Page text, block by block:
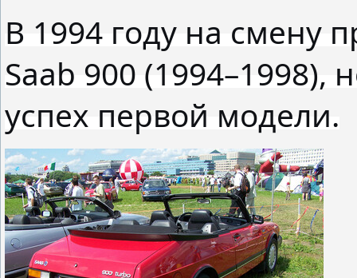
В 1994 году на смену
Saab 900 (1994–1998),
успех первой модели.